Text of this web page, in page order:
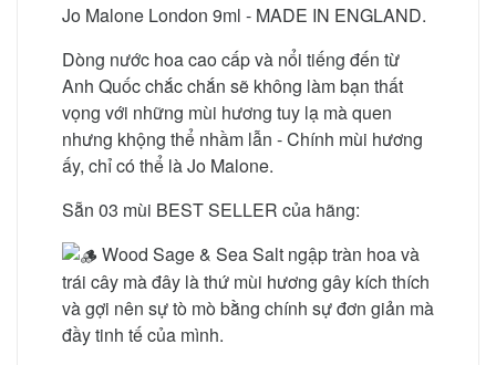
Jo Malone London 9ml - MADE IN ENGLAND.
Dòng nước hoa cao cấp và nổi tiếng đến từ
Anh Quốc chắc chắn sẽ không làm bạn thất
vọng với những mùi hương tuy lạ mà quen
nhưng khộng thể nhầm lẫn - Chính mùi hương
ấy, chỉ có thể là Jo Malone.
Sẵn 03 mùi BEST SELLER của hãng:
Wood Sage & Sea Salt ngập tràn hoa và
trái cây mà đây là thứ mùi hương gây kích thích
và gợi nên sự tò mò bằng chính sự đơn giản mà
đầy tinh tế của mình.